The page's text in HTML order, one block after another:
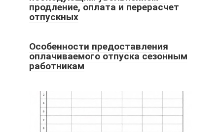
продление, оплата и перерасчет
отпускных
Особенности предоставления
оплачиваемого отпуска сезонным
работникам